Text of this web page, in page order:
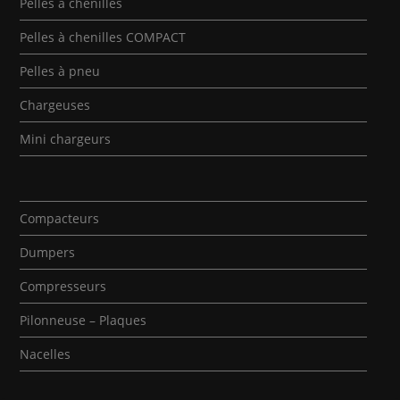
Pelles à chenilles COMPACT
Pelles à pneu
Chargeuses
Mini chargeurs
Compacteurs
Dumpers
Compresseurs
Pilonneuse – Plaques
Nacelles